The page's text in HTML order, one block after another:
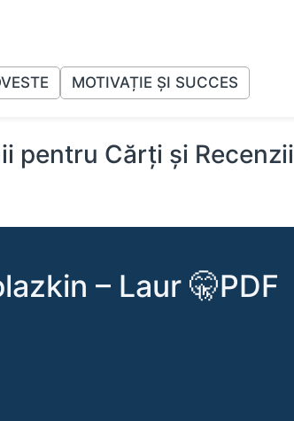
MOTIVAȚIE ȘI SUCCES
pentru Cărți și
– Laur 🤫PDF